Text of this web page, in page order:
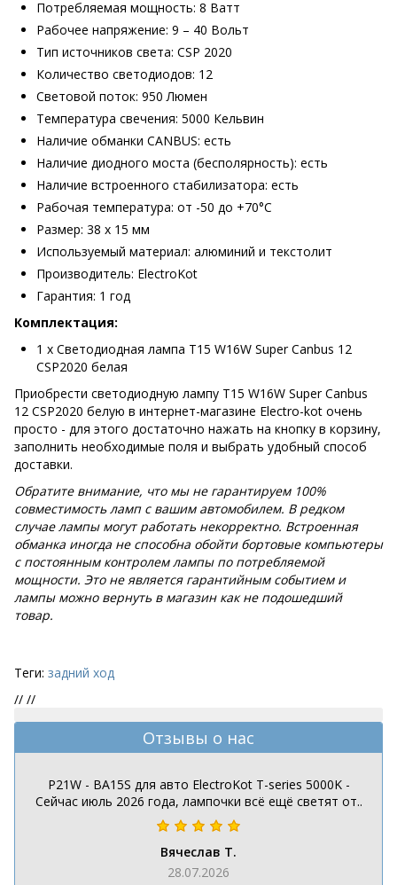
Потребляемая мощность: 8 Ватт
Рабочее напряжение: 9 – 40 Вольт
Тип источников света: CSP 2020
Количество светодиодов: 12
Световой поток: 950 Люмен
Температура свечения: 5000 Кельвин
Наличие обманки CANBUS: есть
Наличие диодного моста (бесполярность): есть
Наличие встроенного стабилизатора: есть
Рабочая температура: от -50 до +70°С
Размер: 38 х 15 мм
Используемый материал: алюминий и текстолит
Производитель: ElectroKot
Гарантия: 1 год
Комплектация:
1 х Светодиодная лампа T15 W16W Super Canbus 12
CSP2020 белая
Приобрести светодиодную лампу T15 W16W Super Canbus
12 CSP2020 белую в интернет-магазине Electro-kot очень
просто - для этого достаточно нажать на кнопку в корзину,
заполнить необходимые поля и выбрать удобный способ
доставки.
Обратите внимание, что мы не гарантируем 100%
совместимость ламп с вашим автомобилем. В редком
случае лампы могут работать некорректно. Встроенная
обманка иногда не способна обойти бортовые компьютеры
с постоянным контролем лампы по потребляемой
мощности. Это не является гарантийным событием и
лампы можно вернуть в магазин как не подошедший
товар.
Теги: задний ход
// //
Отзывы о нас
P21W - BA15S для авто ElectroKot T-series 5000K -
Сейчас июль 2026 года, лампочки всё ещё светят от..
Вячеслав Т.
28.07.2026